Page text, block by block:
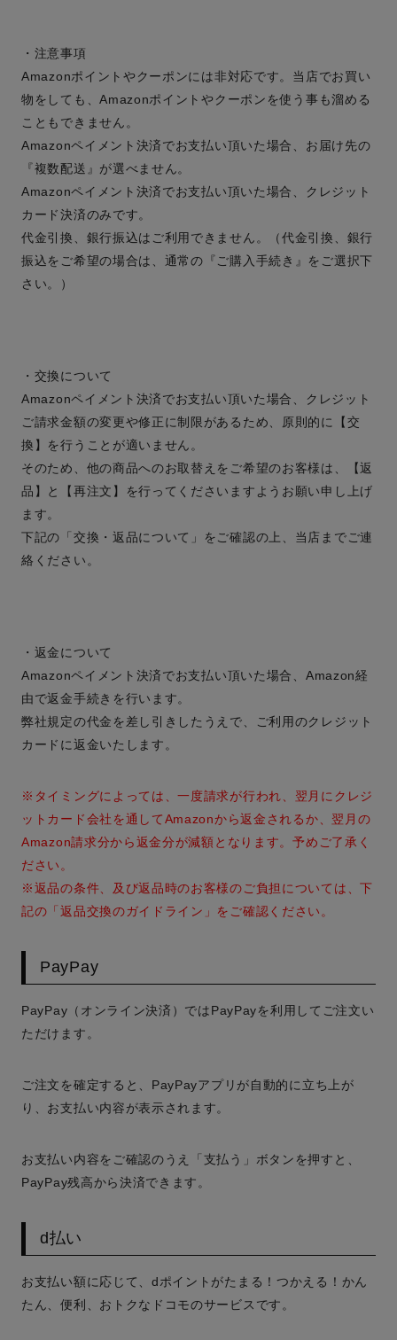
・注意事項
Amazonポイントやクーポンには非対応です。当店でお買い
物をしても、Amazonポイントやクーポンを使う事も溜める
こともできません。
Amazonペイメント決済でお支払い頂いた場合、お届け先の
『複数配送』が選べません。
Amazonペイメント決済でお支払い頂いた場合、クレジット
カード決済のみです。
代金引換、銀行振込はご利用できません。（代金引換、銀行
振込をご希望の場合は、通常の『ご購入手続き』をご選択下
さい。）
・交換について
Amazonペイメント決済でお支払い頂いた場合、クレジット
ご請求金額の変更や修正に制限があるため、原則的に【交
換】を行うことが適いません。
そのため、他の商品へのお取替えをご希望のお客様は、【返
品】と【再注文】を行ってくださいますようお願い申し上げ
ます。
下記の「交換・返品について」をご確認の上、当店までご連
絡ください。
・返金について
Amazonペイメント決済でお支払い頂いた場合、Amazon経
由で返金手続きを行います。
弊社規定の代金を差し引きしたうえで、ご利用のクレジット
カードに返金いたします。
※タイミングによっては、一度請求が行われ、翌月にクレジ
ットカード会社を通してAmazonから返金されるか、翌月の
Amazon請求分から返金分が減額となります。予めご了承く
ださい。
※返品の条件、及び返品時のお客様のご負担については、下
記の「返品交換のガイドライン」をご確認ください。
PayPay
PayPay（オンライン決済）ではPayPayを利用してご注文い
ただけます。
ご注文を確定すると、PayPayアプリが自動的に立ち上が
り、お支払い内容が表示されます。
お支払い内容をご確認のうえ「支払う」ボタンを押すと、
PayPay残高から決済できます。
d払い
お支払い額に応じて、dポイントがたまる！つかえる！かん
たん、便利、おトクなドコモのサービスです。